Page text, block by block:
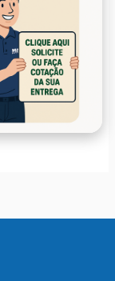
a logística,
e as
entregas.
Centro Dona